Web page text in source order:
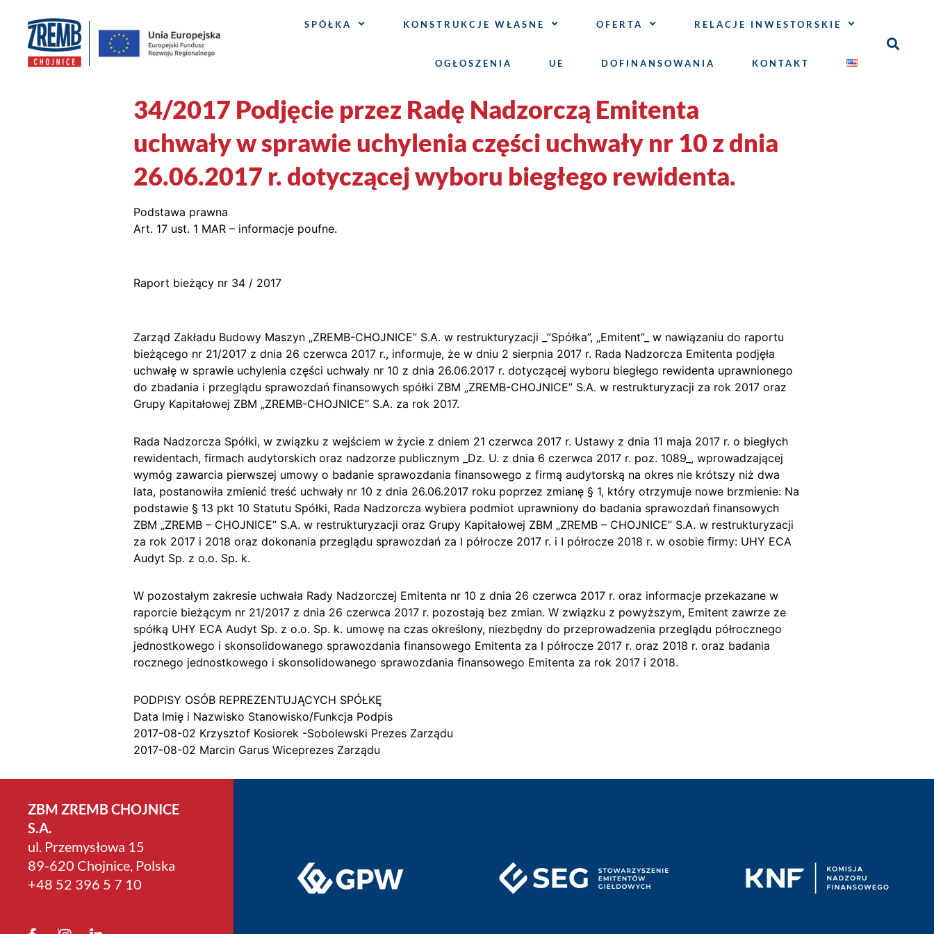
SPÓŁKA KONSTRUKCJE WŁASNE OFERTA RELACJE INWESTORSKIE
OGŁOSZENIA UE DOFINANSOWANIA KONTAKT
34/2017 Podjęcie przez Radę Nadzorczą Emitenta
uchwały w sprawie uchylenia części uchwały nr 10 z dnia
26.06.2017 r. dotyczącej wyboru biegłego rewidenta.
Podstawa prawna
Art. 17 ust. 1 MAR – informacje poufne.
Raport bieżący nr 34 / 2017
Zarząd Zakładu Budowy Maszyn „ZREMB-CHOJNICE” S.A. w restrukturyzacji _”Spółka”, „Emitent”_ w nawiązaniu do raportu
bieżącego nr 21/2017 z dnia 26 czerwca 2017 r., informuje, że w dniu 2 sierpnia 2017 r. Rada Nadzorcza Emitenta podjęła
uchwałę w sprawie uchylenia części uchwały nr 10 z dnia 26.06.2017 r. dotyczącej wyboru biegłego rewidenta uprawnionego
do zbadania i przeglądu sprawozdań finansowych spółki ZBM „ZREMB-CHOJNICE” S.A. w restrukturyzacji za rok 2017 oraz
Grupy Kapitałowej ZBM „ZREMB-CHOJNICE” S.A. za rok 2017.
Rada Nadzorcza Spółki, w związku z wejściem w życie z dniem 21 czerwca 2017 r. Ustawy z dnia 11 maja 2017 r. o biegłych
rewidentach, firmach audytorskich oraz nadzorze publicznym _Dz. U. z dnia 6 czerwca 2017 r. poz. 1089_, wprowadzającej
wymóg zawarcia pierwszej umowy o badanie sprawozdania finansowego z firmą audytorską na okres nie krótszy niż dwa
lata, postanowiła zmienić treść uchwały nr 10 z dnia 26.06.2017 roku poprzez zmianę § 1, który otrzymuje nowe brzmienie: Na
podstawie § 13 pkt 10 Statutu Spółki, Rada Nadzorcza wybiera podmiot uprawniony do badania sprawozdań finansowych
ZBM „ZREMB – CHOJNICE” S.A. w restrukturyzacji oraz Grupy Kapitałowej ZBM „ZREMB – CHOJNICE” S.A. w restrukturyzacji
za rok 2017 i 2018 oraz dokonania przeglądu sprawozdań za I półrocze 2017 r. i I półrocze 2018 r. w osobie firmy: UHY ECA
Audyt Sp. z o.o. Sp. k.
W pozostałym zakresie uchwała Rady Nadzorczej Emitenta nr 10 z dnia 26 czerwca 2017 r. oraz informacje przekazane w
raporcie bieżącym nr 21/2017 z dnia 26 czerwca 2017 r. pozostają bez zmian. W związku z powyższym, Emitent zawrze ze
spółką UHY ECA Audyt Sp. z o.o. Sp. k. umowę na czas określony, niezbędny do przeprowadzenia przeglądu półrocznego
jednostkowego i skonsolidowanego sprawozdania finansowego Emitenta za I półrocze 2017 r. oraz 2018 r. oraz badania
rocznego jednostkowego i skonsolidowanego sprawozdania finansowego Emitenta za rok 2017 i 2018.
PODPISY OSÓB REPREZENTUJĄCYCH SPÓŁKĘ
Data Imię i Nazwisko Stanowisko/Funkcja Podpis
2017-08-02 Krzysztof Kosiorek -Sobolewski Prezes Zarządu
2017-08-02 Marcin Garus Wiceprezes Zarządu
ZBM ZREMB CHOJNICE
S.A.
ul. Przemysłowa 15
89-620 Chojnice, Polska
+4­8 52 396 5 7 10